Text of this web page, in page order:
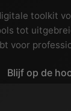
toolkit
tot
voor
Blijf op de